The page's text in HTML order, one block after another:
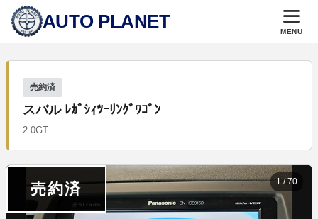
AUTO PLANET MENU
売約済
スバル ﾚｶﾞｼｨﾂｰﾘﾝｸﾞﾜｺﾞﾝ
2.0GT
売約済 1/70